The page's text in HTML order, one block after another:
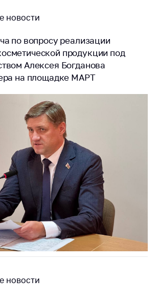
новости
по вопросу реализации
продукции под
Алексея Богданова
на площадке МАРТ
новости